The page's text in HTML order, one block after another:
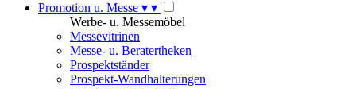
Promotion u. Messe ▾ ▾
Werbe- u. Messemöbel
Messevitrinen
Messe- u. Beratertheken
Prospektständer
Prospekt-Wandhalterungen